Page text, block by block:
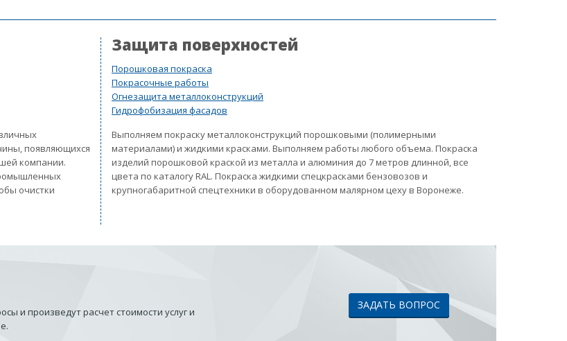
появляющихся
компании.
очистки
Защита поверхностей
Порошковая покраска
Покрасочные работы
Огнезащита металлоконструкций
Гидрофобизация фасадов
Выполняем покраску металлоконструкций порошковыми (полимерными
материалами) и жидкими красками. Выполняем работы любого объема. Покраска
изделий порошковой краской из металла и алюминия до 7 метров длинной, все
цвета по каталогу RAL. Покраска жидкими спецкрасками бензовозов и
крупногабаритной спецтехники в оборудованном малярном цеху в Воронеже.
и произведут расчет стоимости услуг и
ЗАДАТЬ ВОПРОС